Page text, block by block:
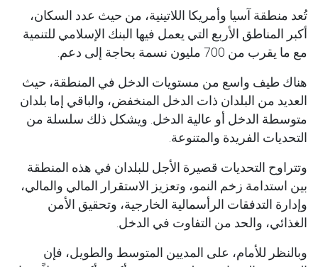
تُعد منطقة آسيا وأمريكا اللاتينية، من حيث عدد السكان،
أكبر المناطق الأربع التي يعمل فيها البنك الإسلامي للتنمية
مع ما يقرب من 700 مليون نسمة بحاجة إلى دعم.
هناك طيف واسع من مستويات الدخل في المنطقة، حيث
العديد من البلدان ذات الدخل المنخفض، والباقي إما بلدان
متوسطة الدخل أو عالية الدخل. ويشكل ذلك سلسلة من
التحديات الفريدة والمتنوعة.
وتتراوح التحديات قصيرة الأجل للبلدان في هذه المنطقة
بين استدامة زخم النمو، وتعزيز الاستقرار المالي والمالي،
وإدارة التدفقات الرأسمالية الخارجية، وتحقيق الأمن
الغذائي، والحد من التفاوت في الدخل.
وبالنظر للأمام، على المديين المتوسط والطويل، فإن